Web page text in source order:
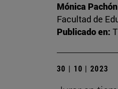
Mónica Pachón
Facultad de
Publicado en:
30 | 10 | 2023